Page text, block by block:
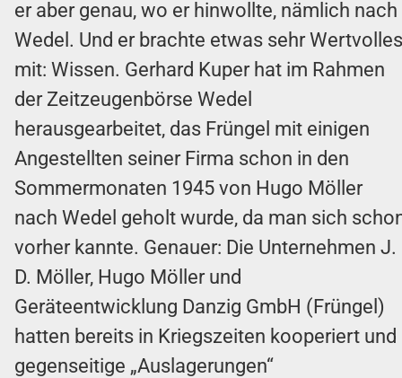
er aber genau, wo er hinwollte, nämlich nach
Wedel. Und er brachte etwas sehr Wertvolles
mit: Wissen. Gerhard Kuper hat im Rahmen
der Zeitzeugenbörse Wedel
herausgearbeitet, das Früngel mit einigen
Angestellten seiner Firma schon in den
Sommermonaten 1945 von Hugo Möller
nach Wedel geholt wurde, da man sich
vorher kannte. Genauer: Die Unternehmen J.
D. Möller, Hugo Möller und
Geräteentwicklung Danzig GmbH (Früngel)
hatten bereits in Kriegszeiten kooperiert und
gegenseitige „Auslagerungen“